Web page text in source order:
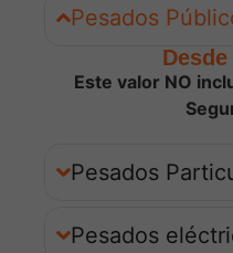
Pesados
Desde
Este valor NO
Pesados
Pesados